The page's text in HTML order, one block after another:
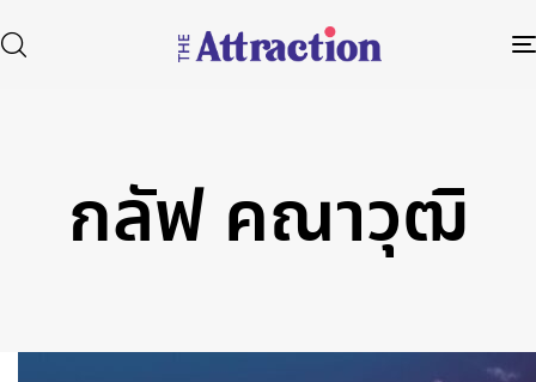
Type and hit enter
กลัฟ คณาวุฒิ